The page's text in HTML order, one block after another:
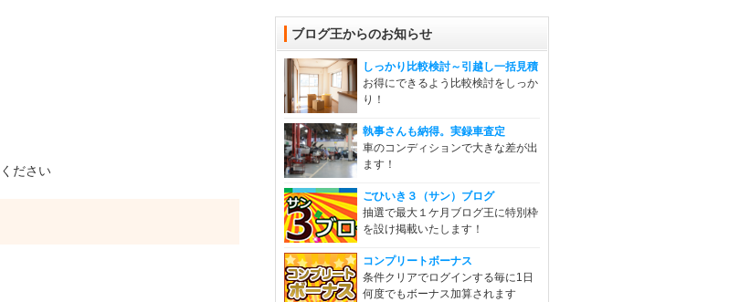
ださい
ブログ王からのお知らせ
しっかり比較検討～引越し一括見積
お得にできるよう比較検討をしっか
り！
執事さんも納得。実録車査定
車のコンディションで大きな差が出
ます！
ごひいき３（サン）ブログ
抽選で最大１ケ月ブログ王に特別枠
を設け掲載いたします！
コンプリートボーナス
条件クリアでログインする毎に1日
何度でもボーナス加算されます